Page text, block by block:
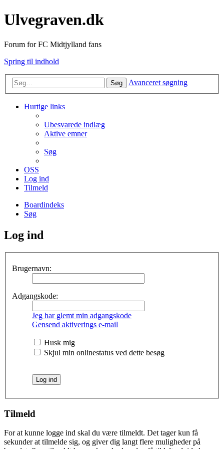
Ulvegraven.dk
Forum for FC Midtjylland fans
Spring til indhold
Søg Avanceret søgning
Hurtige links
Ubesvarede indlæg
Aktive emner
Søg
OSS
Log ind
Tilmeld
Boardindeks
Søg
Log ind
Brugernavn:
Adgangskode:
Jeg har glemt min adgangskode
Gensend aktiverings e-mail
Husk mig
Skjul min onlinestatus ved dette besøg
Tilmeld
For at kunne logge ind skal du være tilmeldt. Det tager kun få
sekunder at tilmelde sig, og giver dig langt flere muligheder på